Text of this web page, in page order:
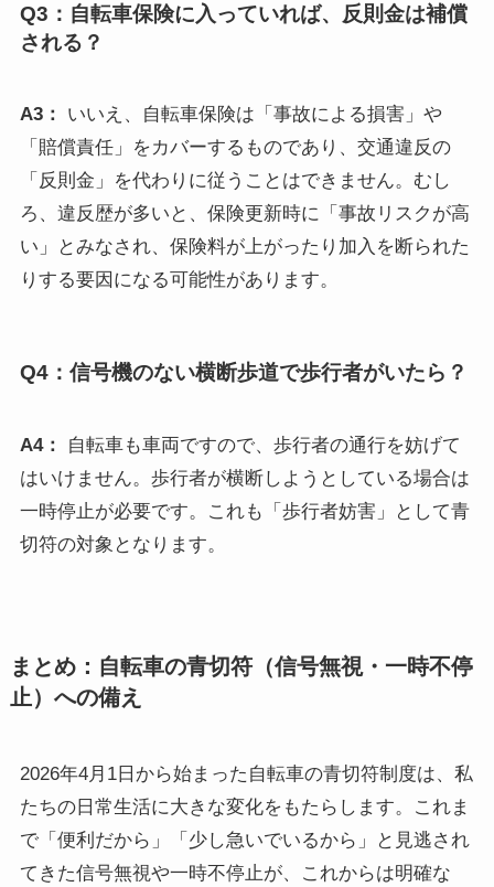
Q3：自転車保険に入っていれば、反則金は補償
される？
A3：
いいえ、自転車保険は「事故による損害」や
「賠償責任」をカバーするものであり、交通違反の
「反則金」を代わりに従うことはできません。むし
ろ、違反歴が多いと、保険更新時に「事故リスクが高
い」とみなされ、保険料が上がったり加入を断られた
りする要因になる可能性があります。
Q4：信号機のない横断歩道で歩行者がいたら？
A4：
自転車も車両ですので、歩行者の通行を妨げて
はいけません。歩行者が横断しようとしている場合は
一時停止が必要です。これも「歩行者妨害」として青
切符の対象となります。
まとめ：自転車の青切符（信号無視・一時不停
止）への備え
2026年4月1日から始まった自転車の青切符制度は、私
たちの日常生活に大きな変化をもたらします。これま
で「便利だから」「少し急いでいるから」と見逃され
てきた信号無視や一時不停止が、これからは明確な